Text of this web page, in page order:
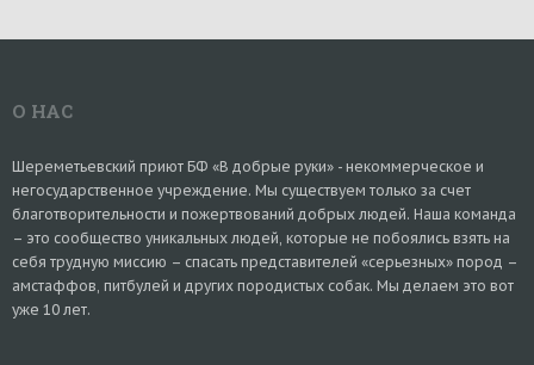
О НАС
Шереметьевский приют БФ «В добрые руки» - некоммерческое и
негосударственное учреждение. Мы существуем только за счет
благотворительности и пожертвований добрых людей. Наша команда
– это сообщество уникальных людей, которые не побоялись взять на
себя трудную миссию – спасать представителей «серьезных» пород –
амстаффов, питбулей и других породистых собак. Мы делаем это вот
уже 10 лет.